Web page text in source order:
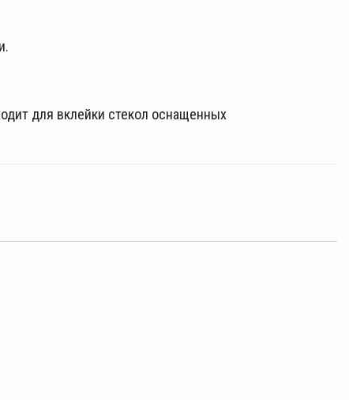
для вклейки стекол оснащенных